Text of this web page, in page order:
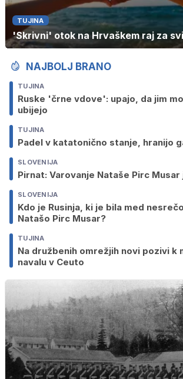
TUJINA
'Skrivni' otok na Hrvaškem raj za
NAJBOLJ BRANO
TUJINA
Ruske 'črne vdove': upajo, da jim
ubijejo
TUJINA
Padel v katatonično stanje, hranijo
SLOVENIJA
Pirnat: Varovanje Nataše Pirc
SLOVENIJA
Kdo je Rusinja, ki je bila med
Natašo Pirc Musar?
TUJINA
Na družbenih omrežjih novi pozivi k
navalu v Ceuto